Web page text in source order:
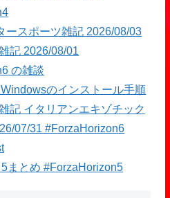
ースポーツ雑記 2026/08/03
記 2026/08/01
の雑談
のインストール手順
記 イタリアンエキゾチック
07/31 #ForzaHorizon6
まとめ #ForzaHorizon5